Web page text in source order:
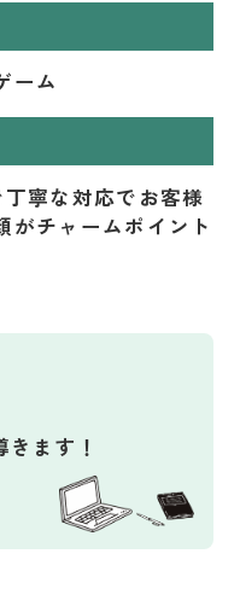
ーム
寧な対応でお客様
チャームポイント
ます！